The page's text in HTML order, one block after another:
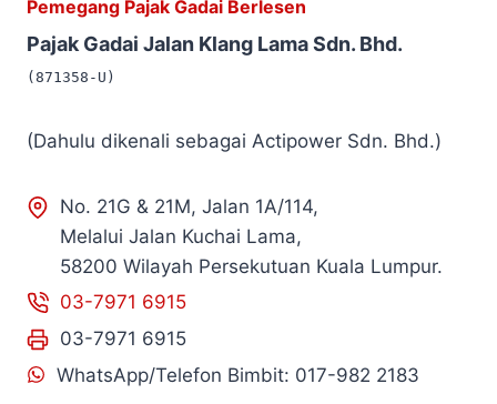
Pemegang Pajak Gadai Berlesen
Pajak Gadai Jalan Klang Lama Sdn. Bhd.
(871358-U)
(Dahulu dikenali sebagai Actipower Sdn. Bhd.)
No. 21G & 21M, Jalan 1A/114,
Melalui Jalan Kuchai Lama,
58200 Wilayah Persekutuan Kuala Lumpur.
03-7971 6915
03-7971 6915
WhatsApp/Telefon Bimbit: 017-982 2183